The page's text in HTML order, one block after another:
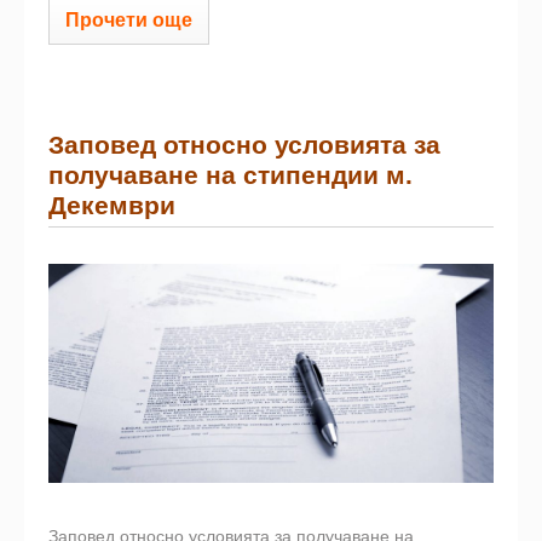
Прочети още
Заповед относно условията за
получаване на стипендии м.
Декември
Заповед относно условията за получаване на